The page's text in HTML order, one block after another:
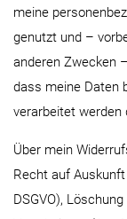
meine
genutzt und –
anderen Zwecken
dass meine Daten
verarbeitet werden
Über mein
Recht auf
DSGVO),